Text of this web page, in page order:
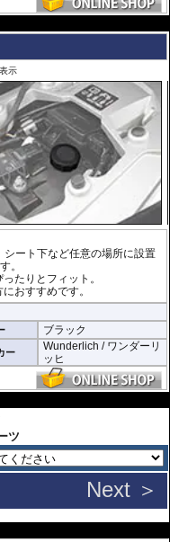
示
ート下など任意の場所に設置
。
たりとフィット。
おすすめです。
ブラック
ー
Wunderlich / ワンダーリ
ッヒ
ツ
Next ＞